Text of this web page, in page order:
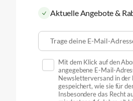
Aktuelle Angebote &
Trage deine E-Mail-
Mit dem Klick auf den
angegebene E-Mail-
Newsletterversand in der
gespeichert, wie sie für
Insbesondere das Recht